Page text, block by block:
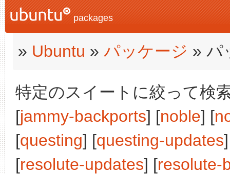
packages
» Ubuntu » パッケージ » パ
特定のスイートに絞って検
[jammy-backports] [noble] [
[questing] [questing-updates
[resolute-updates] [resolute-